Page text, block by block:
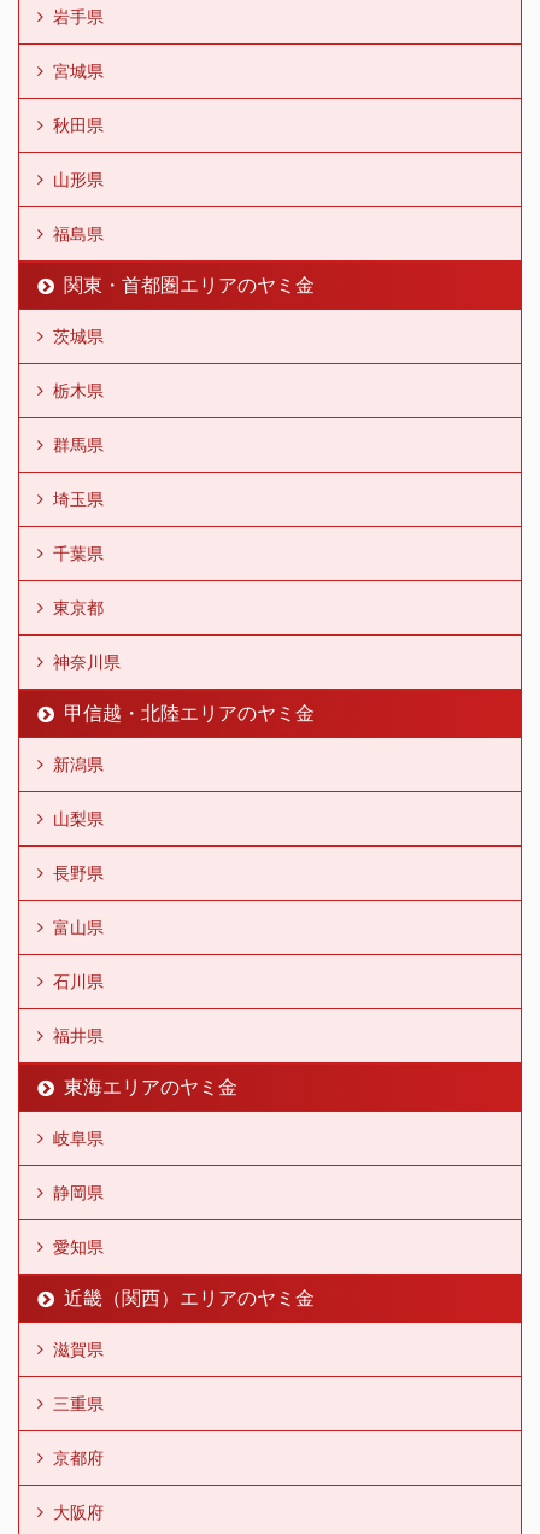
岩手県
宮城県
秋田県
山形県
福島県
関東・首都圏エリアのヤミ金
茨城県
栃木県
群馬県
埼玉県
千葉県
東京都
神奈川県
甲信越・北陸エリアのヤミ金
新潟県
山梨県
長野県
富山県
石川県
福井県
東海エリアのヤミ金
岐阜県
静岡県
愛知県
近畿（関西）エリアのヤミ金
滋賀県
三重県
京都府
大阪府